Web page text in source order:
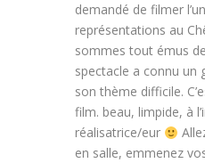
demandé de filmer
représentations au
sommes tout émus
spectacle a connu un
son thème difficile.
film. beau, limpide, à
réalisatrice/eur
en salle, emmenez